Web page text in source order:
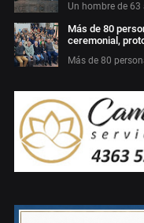
Un hombre de
Más de 80
ceremonial,
Más de 80